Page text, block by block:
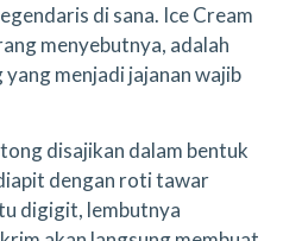
di sana. Ice Cream
menyebutnya, adalah
menjadi jajanan wajib
disajikan dalam bentuk
dengan roti tawar
digigit, lembutnya